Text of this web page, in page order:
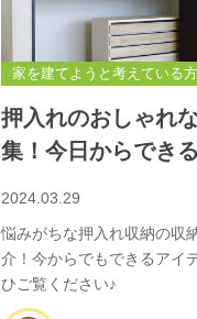
家を建てようと考えている方
押入れのおしゃれ
集！今日からでき
2024.03.29
悩みがちな押入れ収納の収
介！今からでもできるアイ
ひご覧ください♪